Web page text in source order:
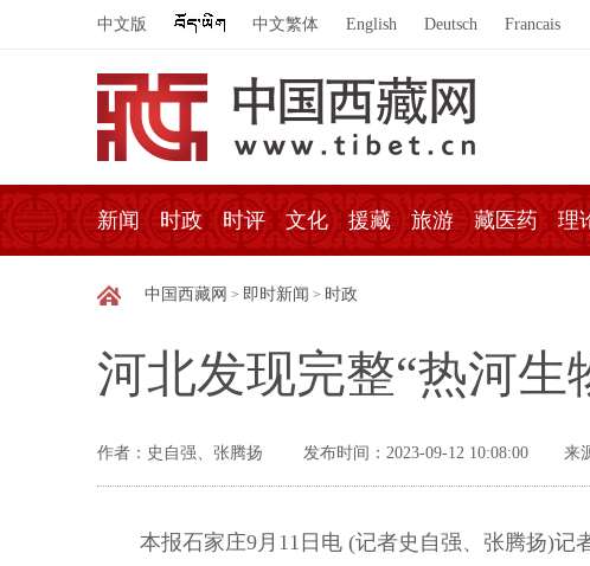
中文版 中文繁体 English Deutsch Francais
新闻 时政 时评 文化 援藏 旅游 藏医药 理
中国西藏网 > 即时新闻 > 时政
河北发现完整“热河生
作者：史自强、张腾扬 发布时间：2023-09-12 10:08:00 来
本报石家庄9月11日电 (记者史自强、张腾扬)记